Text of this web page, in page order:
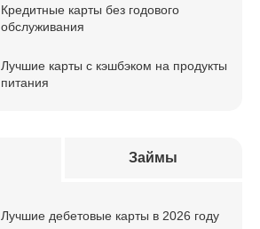
Кредитные карты без годового
обслуживания
Лучшие карты с кэшбэком на продукты
питания
Займы
Лучшие дебетовые карты в 2026 году